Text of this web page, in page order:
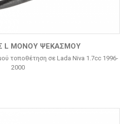
L ΜΟΝΟΎ ΨΕΚΑΣΜΟΎ
τοποθέτηση σε Lada Niva 1.7cc 1996-
2000